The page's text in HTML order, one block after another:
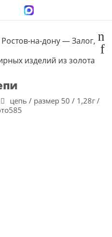
цепь / размер 50 / 1,28г /